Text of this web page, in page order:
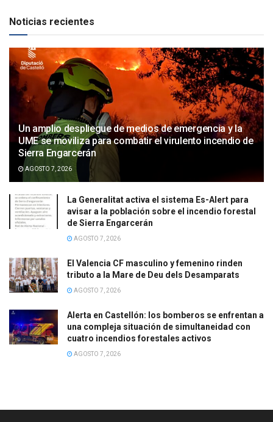
Noticias recientes
Un amplio despliegue de medios de emergencia y la
UME se moviliza para combatir el virulento incendio de
Sierra Engarcerán
AGOSTO 7, 2026
La Generalitat activa el sistema Es-Alert para
avisar a la población sobre el incendio forestal
de Sierra Engarcerán
AGOSTO 7, 2026
El Valencia CF masculino y femenino rinden
tributo a la Mare de Deu dels Desamparats
AGOSTO 7, 2026
Alerta en Castellón: los bomberos se enfrentan a
una compleja situación de simultaneidad con
cuatro incendios forestales activos
AGOSTO 7, 2026